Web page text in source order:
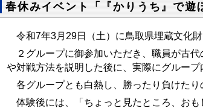
春休みイベント「『かりうち』で遊
令和7年3月29日（土）に鳥取県埋蔵文化
２グループに御参加いただき、職員が古
や対戦方法を説明した後に、実際にグルー
各グループとも白熱し、勝ったり負けたり
体験後には、「ちょっと見たところ、お